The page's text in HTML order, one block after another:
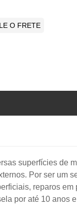
O FRETE
superfícies de
Por ser um
reparos em
por até 10 anos